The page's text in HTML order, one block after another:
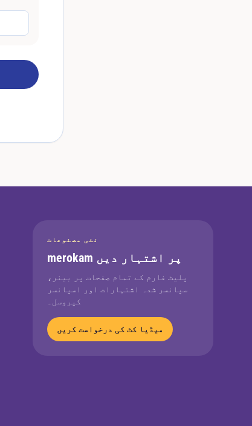
نئی مصنوعات
merokam پر اشتہار دیں
پلیٹ فارم کے تمام صفحات پر بینر،
سپانسر شدہ اشتہارات اور اسپانسر
کیروسل۔
میڈیا کٹ کی درخواست کریں